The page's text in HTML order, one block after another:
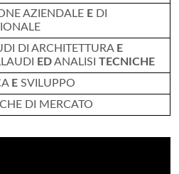
AZIENDALE E DI
DI ARCHITETTURA E
EDANALISI TECNICHE
E SVILUPPO
DI MERCATO